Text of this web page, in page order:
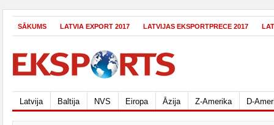
SĀKUMS LATVIA EXPORT 2017 LATVIJAS EKSPORTPRECE 2017
Latvija Baltija NVS Eiropa Āzija Z-Amerika D-